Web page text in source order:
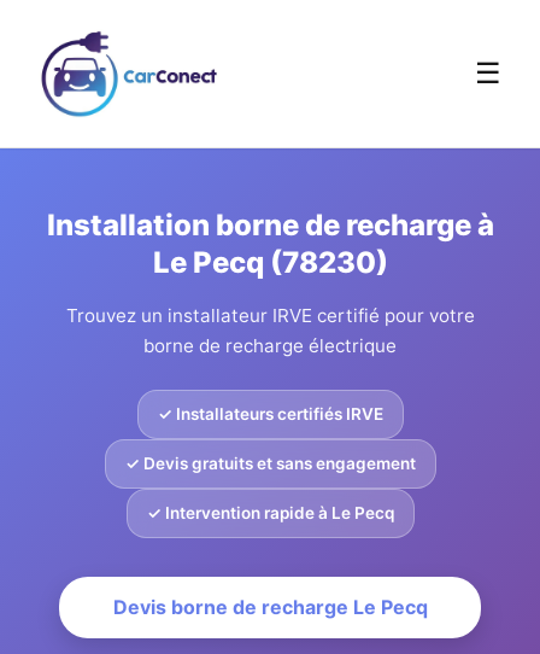
☰
Installation borne de recharge à
Le Pecq (78230)
Trouvez un installateur IRVE certifié pour votre
borne de recharge électrique
✓ Installateurs certifiés IRVE
✓ Devis gratuits et sans engagement
✓ Intervention rapide à Le Pecq
Devis borne de recharge Le Pecq